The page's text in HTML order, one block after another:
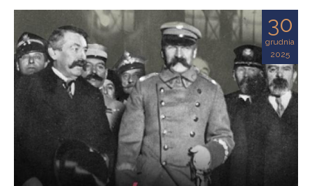
30
grudnia
2025